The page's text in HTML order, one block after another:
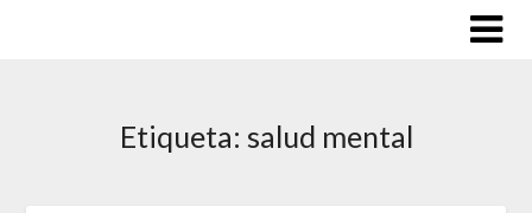
Etiqueta: salud mental